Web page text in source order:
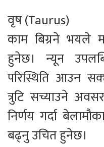
वृष (Taurus)
काम बिग्रने भयले
हुनेछ। न्यून
परिस्थिति आउन
त्रुटि सच्याउने
निर्णय गर्दा
बढ्नु उचित हुनेछ।